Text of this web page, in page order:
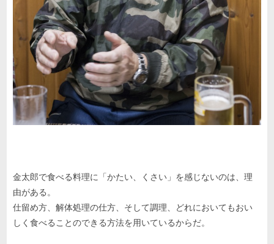
金太郎で食べる料理に「かたい、くさい」を感じないのは、理
由がある。
仕留め方、解体処理の仕方、そして調理、どれにおいてもおい
しく食べることのできる方法を用いているからだ。